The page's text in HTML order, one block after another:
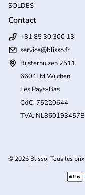
SOLDES
Contact
+31 85 30 300 13
service@blisso.fr
Bijsterhuizen 2511
6604LM Wijchen
Les Pays-Bas
CdC: 75220644
TVA:
© 2026 Blisso. Tous les